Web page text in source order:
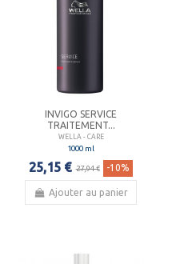
INVIGO SERVICE
TRAITEMENT...
WELLA - CARE
1000 ml
25,15 € 27,94 € -10%
Ajouter au panier